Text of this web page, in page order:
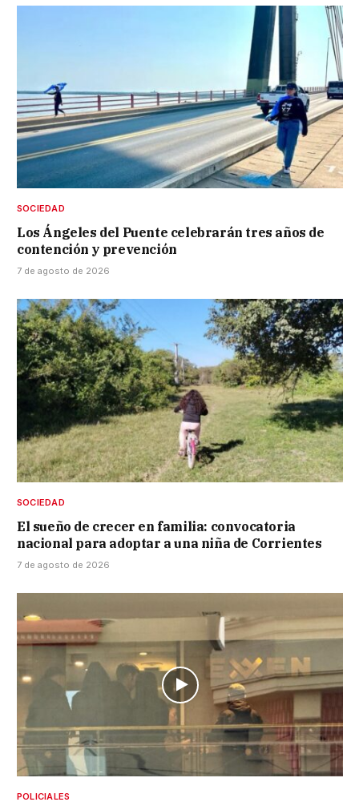
SOCIEDAD
Los Ángeles del Puente celebrarán tres años de
contención y prevención
7 de agosto de 2026
SOCIEDAD
El sueño de crecer en familia: convocatoria
nacional para adoptar a una niña de Corrientes
7 de agosto de 2026
POLICIALES